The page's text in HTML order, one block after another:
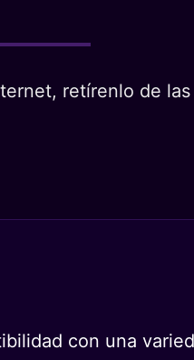
retírenlo de
con una